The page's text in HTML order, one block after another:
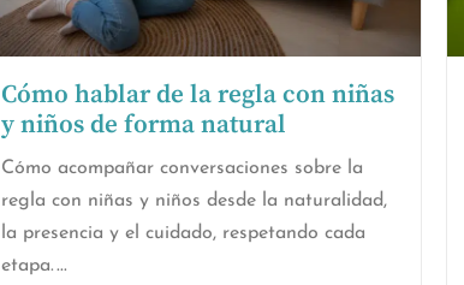
Cómo hablar de la regla con niñas
y niños de forma natural
Cómo acompañar conversaciones sobre la
regla con niñas y niños desde la naturalidad,
la presencia y el cuidado, respetando cada
etapa.